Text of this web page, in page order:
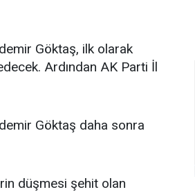
Göktaş, ilk olarak
Ardından AK Parti İl
Göktaş daha sonra
düşmesi şehit olan